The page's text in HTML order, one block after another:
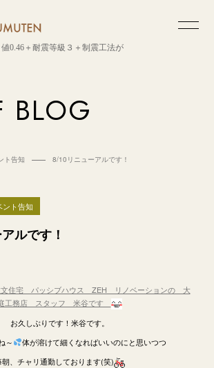
0.46＋耐震等級３＋制震工法が
BLOG
ト告知 8/10リニューアルです！
ト告知
ルです！
住宅 パッシブハウス ZEH リノベーションの 大
工務店 スタッフ 米谷です
お久しぶりです！米谷です。
～
体が溶けて細くなればいいのにと思いつつ
朝、チャリ通勤しております(笑)